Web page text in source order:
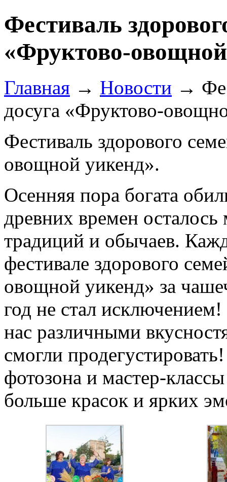
Фестиваль
«Фруктово-
Главная → Новости →
досуга «Фруктово-
Фестиваль здорового
овощной уикенд».
Осенняя пора богата
древних времен
традиций и обычаев.
фестивале здорового
овощной уикенд» за
год не стал
нас различными
смогли
фотозона и мастер-
больше красок и ярких